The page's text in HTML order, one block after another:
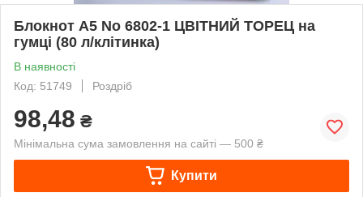
Блокнот А5 No 6802-1 ЦВІТНИЙ ТОРЕЦ на
гумці (80 л/клітинка)
В наявності
Код: 51749
Роздріб
98,48 ₴
Мінімальна сума замовлення на сайті — 500 ₴
Купити